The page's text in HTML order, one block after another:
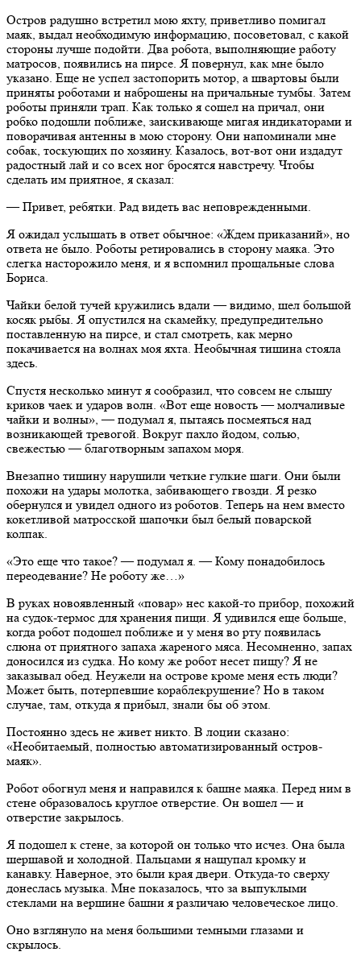
Остров радушно встретил мою яхту, приветливо помигал
маяк, выдал необходимую информацию, посоветовал, с какой
стороны лучше подойти. Два робота, выполняющие работу
матросов, появились на пирсе. Я повернул, как мне было
указано. Еще не успел застопорить мотор, а швартовы были
приняты роботами и наброшены на причальные тумбы. Затем
роботы приняли трап. Как только я сошел на причал, они
робко подошли поближе, заискивающе мигая индикаторами и
поворачивая антенны в мою сторону. Они напоминали мне
собак, тоскующих по хозяину. Казалось, вот-вот они издадут
радостный лай и со всех ног бросятся навстречу. Чтобы
сделать им приятное, я сказал:
— Привет, ребятки. Рад видеть вас неповрежденными.
Я ожидал услышать в ответ обычное: «Ждем приказаний», но
ответа не было. Роботы ретировались в сторону маяка. Это
слегка насторожило меня, и я вспомнил прощальные слова
Бориса.
Чайки белой тучей кружились вдали — видимо, шел большой
косяк рыбы. Я опустился на скамейку, предупредительно
поставленную на пирсе, и стал смотреть, как мерно
покачивается на волнах моя яхта. Необычная тишина стояла
здесь.
Спустя несколько минут я сообразил, что совсем не слышу
криков чаек и ударов волн. «Вот еще новость — молчаливые
чайки и волны», — подумал я, пытаясь посмеяться над
возникающей тревогой. Вокруг пахло йодом, солью,
свежестью — благотворным запахом моря.
Внезапно тишину нарушили четкие гулкие шаги. Они были
похожи на удары молотка, забивающего гвозди. Я резко
обернулся и увидел одного из роботов. Теперь на нем вместо
кокетливой матросской шапочки был белый поварской
колпак.
«Это еще что такое? — подумал я. — Кому понадобилось
переодевание? Не роботу же…»
В руках новоявленный «повар» нес какой-то прибор, похожий
на судок-термос для хранения пищи. Я удивился еще больше,
когда робот подошел поближе и у меня во рту появилась
слюна от приятного запаха жареного мяса. Несомненно, запах
доносился из судка. Но кому же робот несет пищу? Я не
заказывал обед. Неужели на острове кроме меня есть люди?
Может быть, потерпевшие кораблекрушение? Но в таком
случае, там, откуда я прибыл, знали бы об этом.
Постоянно здесь не живет никто. В лоции сказано:
«Необитаемый, полностью автоматизированный остров-
маяк».
Робот обогнул меня и направился к башне маяка. Перед ним в
стене образовалось круглое отверстие. Он вошел — и
отверстие закрылось.
Я подошел к стене, за которой он только что исчез. Она была
шершавой и холодной. Пальцами я нащупал кромку и
канавку. Наверное, это были края двери. Откуда-то сверху
донеслась музыка. Мне показалось, что за выпуклыми
стеклами на вершине башни я различаю человеческое лицо.
Оно взглянуло на меня большими темными глазами и
скрылось.